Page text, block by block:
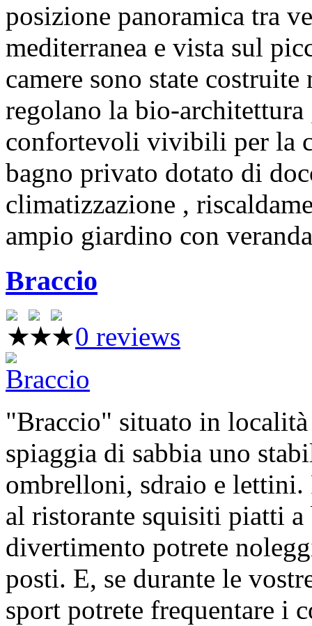
posizione panoramica tra
mediterranea e vista sul
camere sono state
regolano la bio-architettura
confortevoli vivibili per la
bagno privato dotato di
climatizzazione ,
ampio giardino con
Braccio
0 reviews
"Braccio" situato in
spiaggia di sabbia uno
ombrelloni, sdraio e lettini.
al ristorante squisiti piatti a
divertimento potrete
posti. E, se durante le
sport potrete frequentare i